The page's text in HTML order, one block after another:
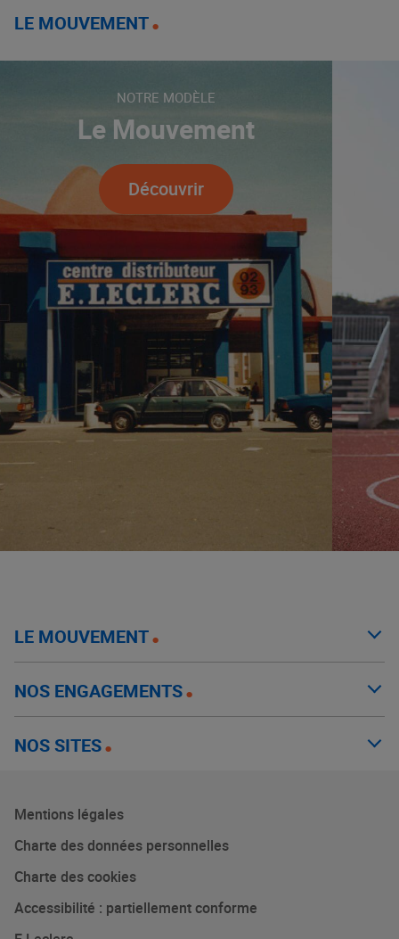
LE MOUVEMENT
NOTRE MODÈLE
Le Mouvement
Découvrir
LE MOUVEMENT
NOS ENGAGEMENTS
NOS SITES
Mentions légales
Charte des données personnelles
Charte des cookies
Accessibilité : partiellement conforme